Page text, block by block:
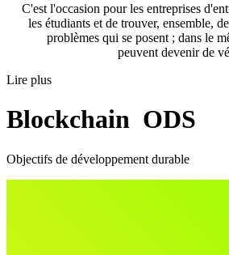
C'est l'occasion pour les entreprises
les étudiants et de trouver, ensemble,
problèmes qui se posent ; dans le
peuvent devenir de
Lire plus
Blockchain ODS
Objectifs de développement durable